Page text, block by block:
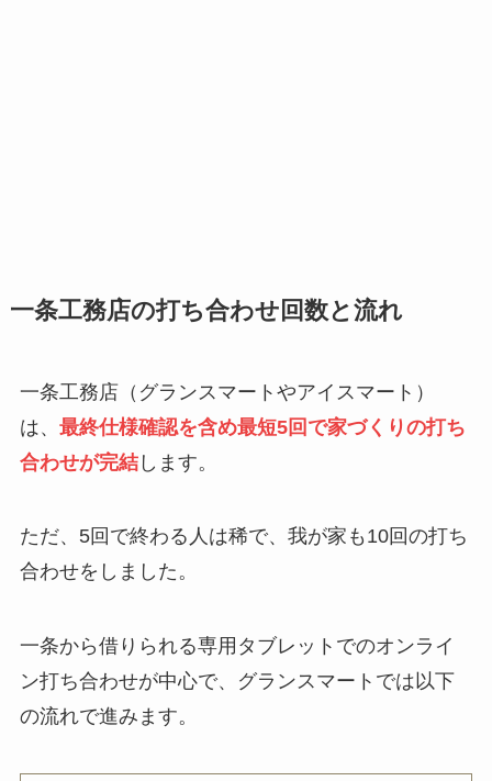
一条工務店の打ち合わせ回数と流れ
一条工務店（グランスマートやアイスマート）
は、 最終仕様確認を含め最短5回で家づくりの打ち
合わせが完結します。
ただ、5回で終わる人は稀で、我が家も10回の打ち
合わせをしました。
一条から借りられる専用タブレットでのオンライ
ン打ち合わせが中心で、グランスマートでは以下
の流れで進みます。